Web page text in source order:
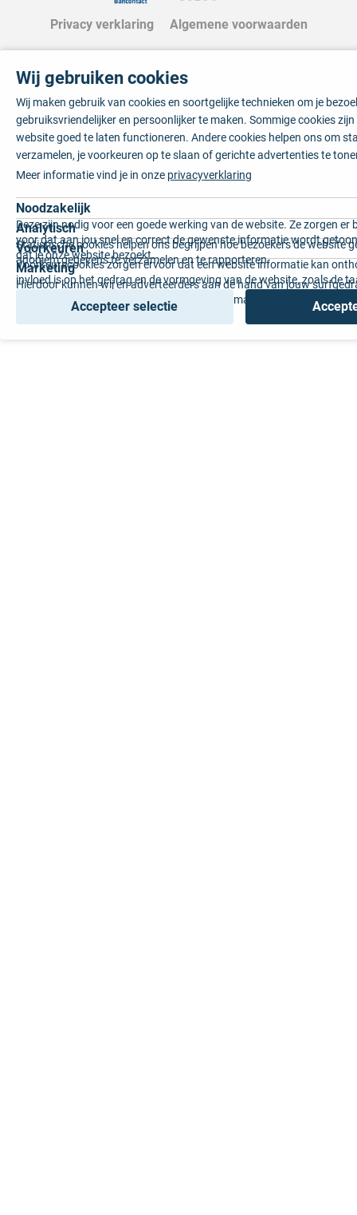
Privacy verklaring Algemene voorwaarden
Wij gebruiken cookies
Wij maken gebruik van cookies en soortgelijke technieken om je
gebruiksvriendelijker en persoonlijker te maken. Sommige cookies
website goed te laten functioneren. Andere cookies helpen ons om
verzamelen, je voorkeuren op te slaan of gerichte advertenties te
Meer informatie vind je in onze privacyverklaring
Noodzakelijk
Deze zijn nodig voor een goede werking van de website. Ze zorgen er
voor dat aan jou snel en correct de gewenste informatie wordt
dat je onze website bezoekt.
Analytisch
Statistische cookies helpen ons begrijpen hoe bezoekers de website
anoniem gegevens te verzamelen en te rapporteren.
Voorkeuren
Voorkeurscookies zorgen ervoor dat een website informatie kan
invloed is op het gedrag en de vormgeving van de website, zoals de
Marketing
Hierdoor kunnen wij en adverteerders aan de hand van jouw
gepersonaliseerde online advertenties en op maat gemaakte content
Accepteer selectie